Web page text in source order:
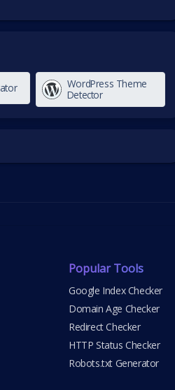
WordPress Theme
Detector
Popular Tools
Google Index Checker
Domain Age Checker
Redirect Checker
HTTP Status Checker
Robots.txt Generator